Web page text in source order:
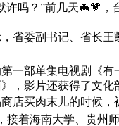
吗？”前几天🦇💗
委副书记、省长王
部单集电视剧《有
，影片还获得了文
店买肉末儿的时候
海南大学、贵州